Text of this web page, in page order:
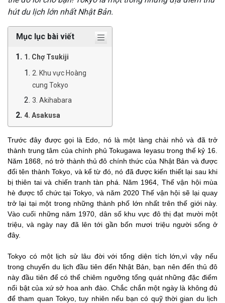
hút du lịch lớn nhất Nhật Bản.
Mục lục bài viết
1. Chợ Tsukiji
2. Khu vực Hoàng
cung Tokyo
3. Akihabara
4. Asakusa
6. Đền Meiji Jingu
7. Nhà máy bia Yebisu
8. Đồi Roppongi
9. Bảo tàng Ghibli
10. Công viên Ueno
Trước đây được gọi là Edo, nó là một làng chài nhỏ và đã trở
thành trung tâm của chính phủ Tokugawa Ieyasu trong thế kỷ 16.
Năm 1868, nó trở thành thủ đô chính thức của Nhật Bản và được
đổi tên thành Tokyo, và kể từ đó, nó đã được kiến thiết lại sau khi
bị thiên tai và chiến tranh tàn phá. Năm 1964, Thế vận hội mùa
hè được tổ chức tại Tokyo, và năm 2020 Thế vận hội sẽ lại quay
trở lại tại một trong những thành phố lớn nhất trên thế giới này.
Vào cuối những năm 1970, dân số khu vực đô thị đạt mười một
triệu, và ngày nay đã lên tới gần bốn mươi triệu người sống ở
đây.
Tokyo có một lịch sử lâu đời với tổng diện tích lớn,vì vậy nếu
trong chuyến du lịch đầu tiên đến Nhật Bản, bạn nên đến thủ đô
này đầu tiên để có thể chiêm ngưỡng tổng quát những đặc điểm
nổi bật của xứ sở hoa anh đào. Chắc chắn một ngày là không đủ
để tham quan Tokyo, tuy nhiên nếu bạn có quỹ thời gian du lịch